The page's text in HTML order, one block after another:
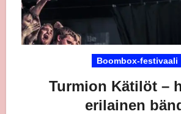
Boombox-festivaali
Turmion Kätilöt –
erilainen